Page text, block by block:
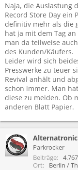
Naja, die Auslastung
Record Store Day ein
definitiv mehr als die
hat ja mit dem Tag
man da teilweise
des Kunden/Käufers.
Leider wird sich
Presswerke zu teuer
Revival anhält und
schon immer. Man
diese zu meiden. Ob
anderen Blatt Papier.
Alternatronic
Parkrocker
Beiträge
4.767
Ort
Berlin /